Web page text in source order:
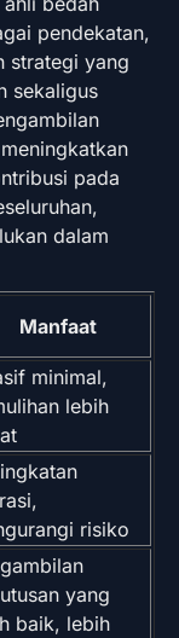
pendekatan,
strategi yang
sekaligus
pada
dalam
Manfaat
minimal,
lebih
risiko
yang
baik, lebih